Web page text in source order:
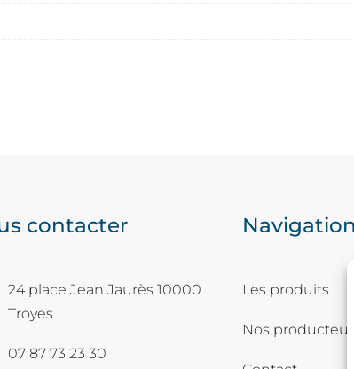
contacter
24 place Jean Jaurès 10000
Troyes
07 87 73 23 30
Navigation
Les produits
Nos producteurs